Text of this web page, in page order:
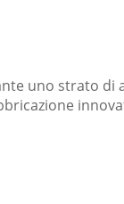
uno strato